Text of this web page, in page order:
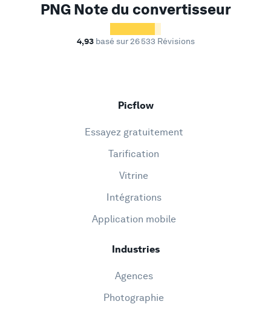
PNG Note du convertisseur
4,93 basé sur 26 533 Révisions
Picflow
Essayez gratuitement
Tarification
Vitrine
Intégrations
Application mobile
Industries
Agences
Photographie